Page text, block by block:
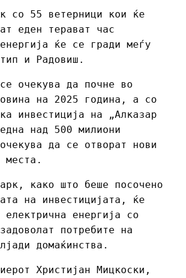
со 55 ветерници кои ќе
еден терават час
ќе се гради меѓу
и Радовиш.
очекува да почне во
на 2025 година, а со
инвестиција на „Алказар
над 500 милиони
да се отворат нови
места.
како што беше посочено
на инвестицијата, ќе
електрична енергија со
потребите на
домаќинства.
Христијан Мицкоски,